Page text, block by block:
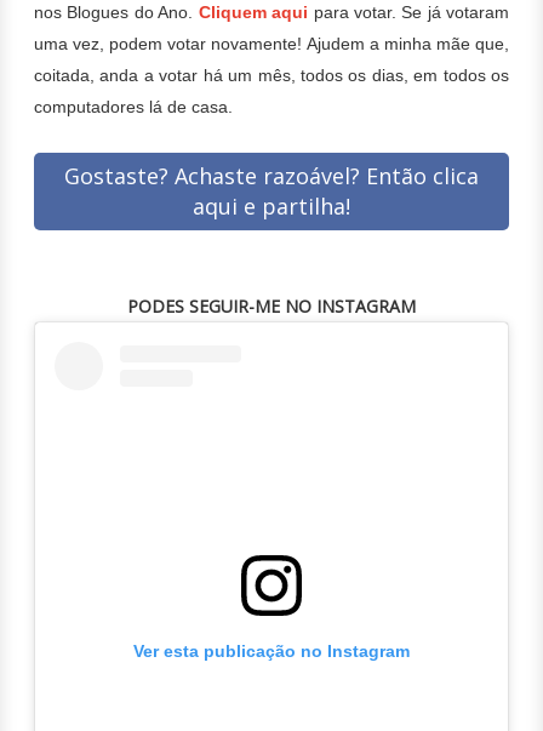
nos Blogues do Ano. Cliquem aqui para votar. Se já votaram
uma vez, podem votar novamente! Ajudem a minha mãe que,
coitada, anda a votar há um mês, todos os dias, em todos os
computadores lá de casa.
Gostaste? Achaste razoável? Então clica
aqui e partilha!
PODES SEGUIR-ME NO INSTAGRAM
Ver esta publicação no Instagram